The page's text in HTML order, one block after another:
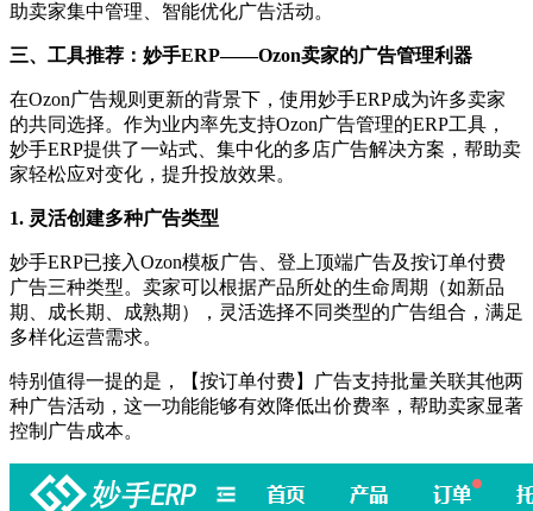
助卖家集中管理、智能优化广告活动。
三、工具推荐：妙手ERP——Ozon卖家的广告管理利器
在Ozon广告规则更新的背景下，使用妙手ERP成为许多卖家
的共同选择。作为业内率先支持Ozon广告管理的ERP工具，
妙手ERP提供了一站式、集中化的多店广告解决方案，帮助卖
家轻松应对变化，提升投放效果。
1. 灵活创建多种广告类型
妙手ERP已接入Ozon模板广告、登上顶端广告及按订单付费
广告三种类型。卖家可以根据产品所处的生命周期（如新品
期、成长期、成熟期），灵活选择不同类型的广告组合，满足
多样化运营需求。
特别值得一提的是，【按订单付费】广告支持批量关联其他两
种广告活动，这一功能能够有效降低出价费率，帮助卖家显著
控制广告成本。